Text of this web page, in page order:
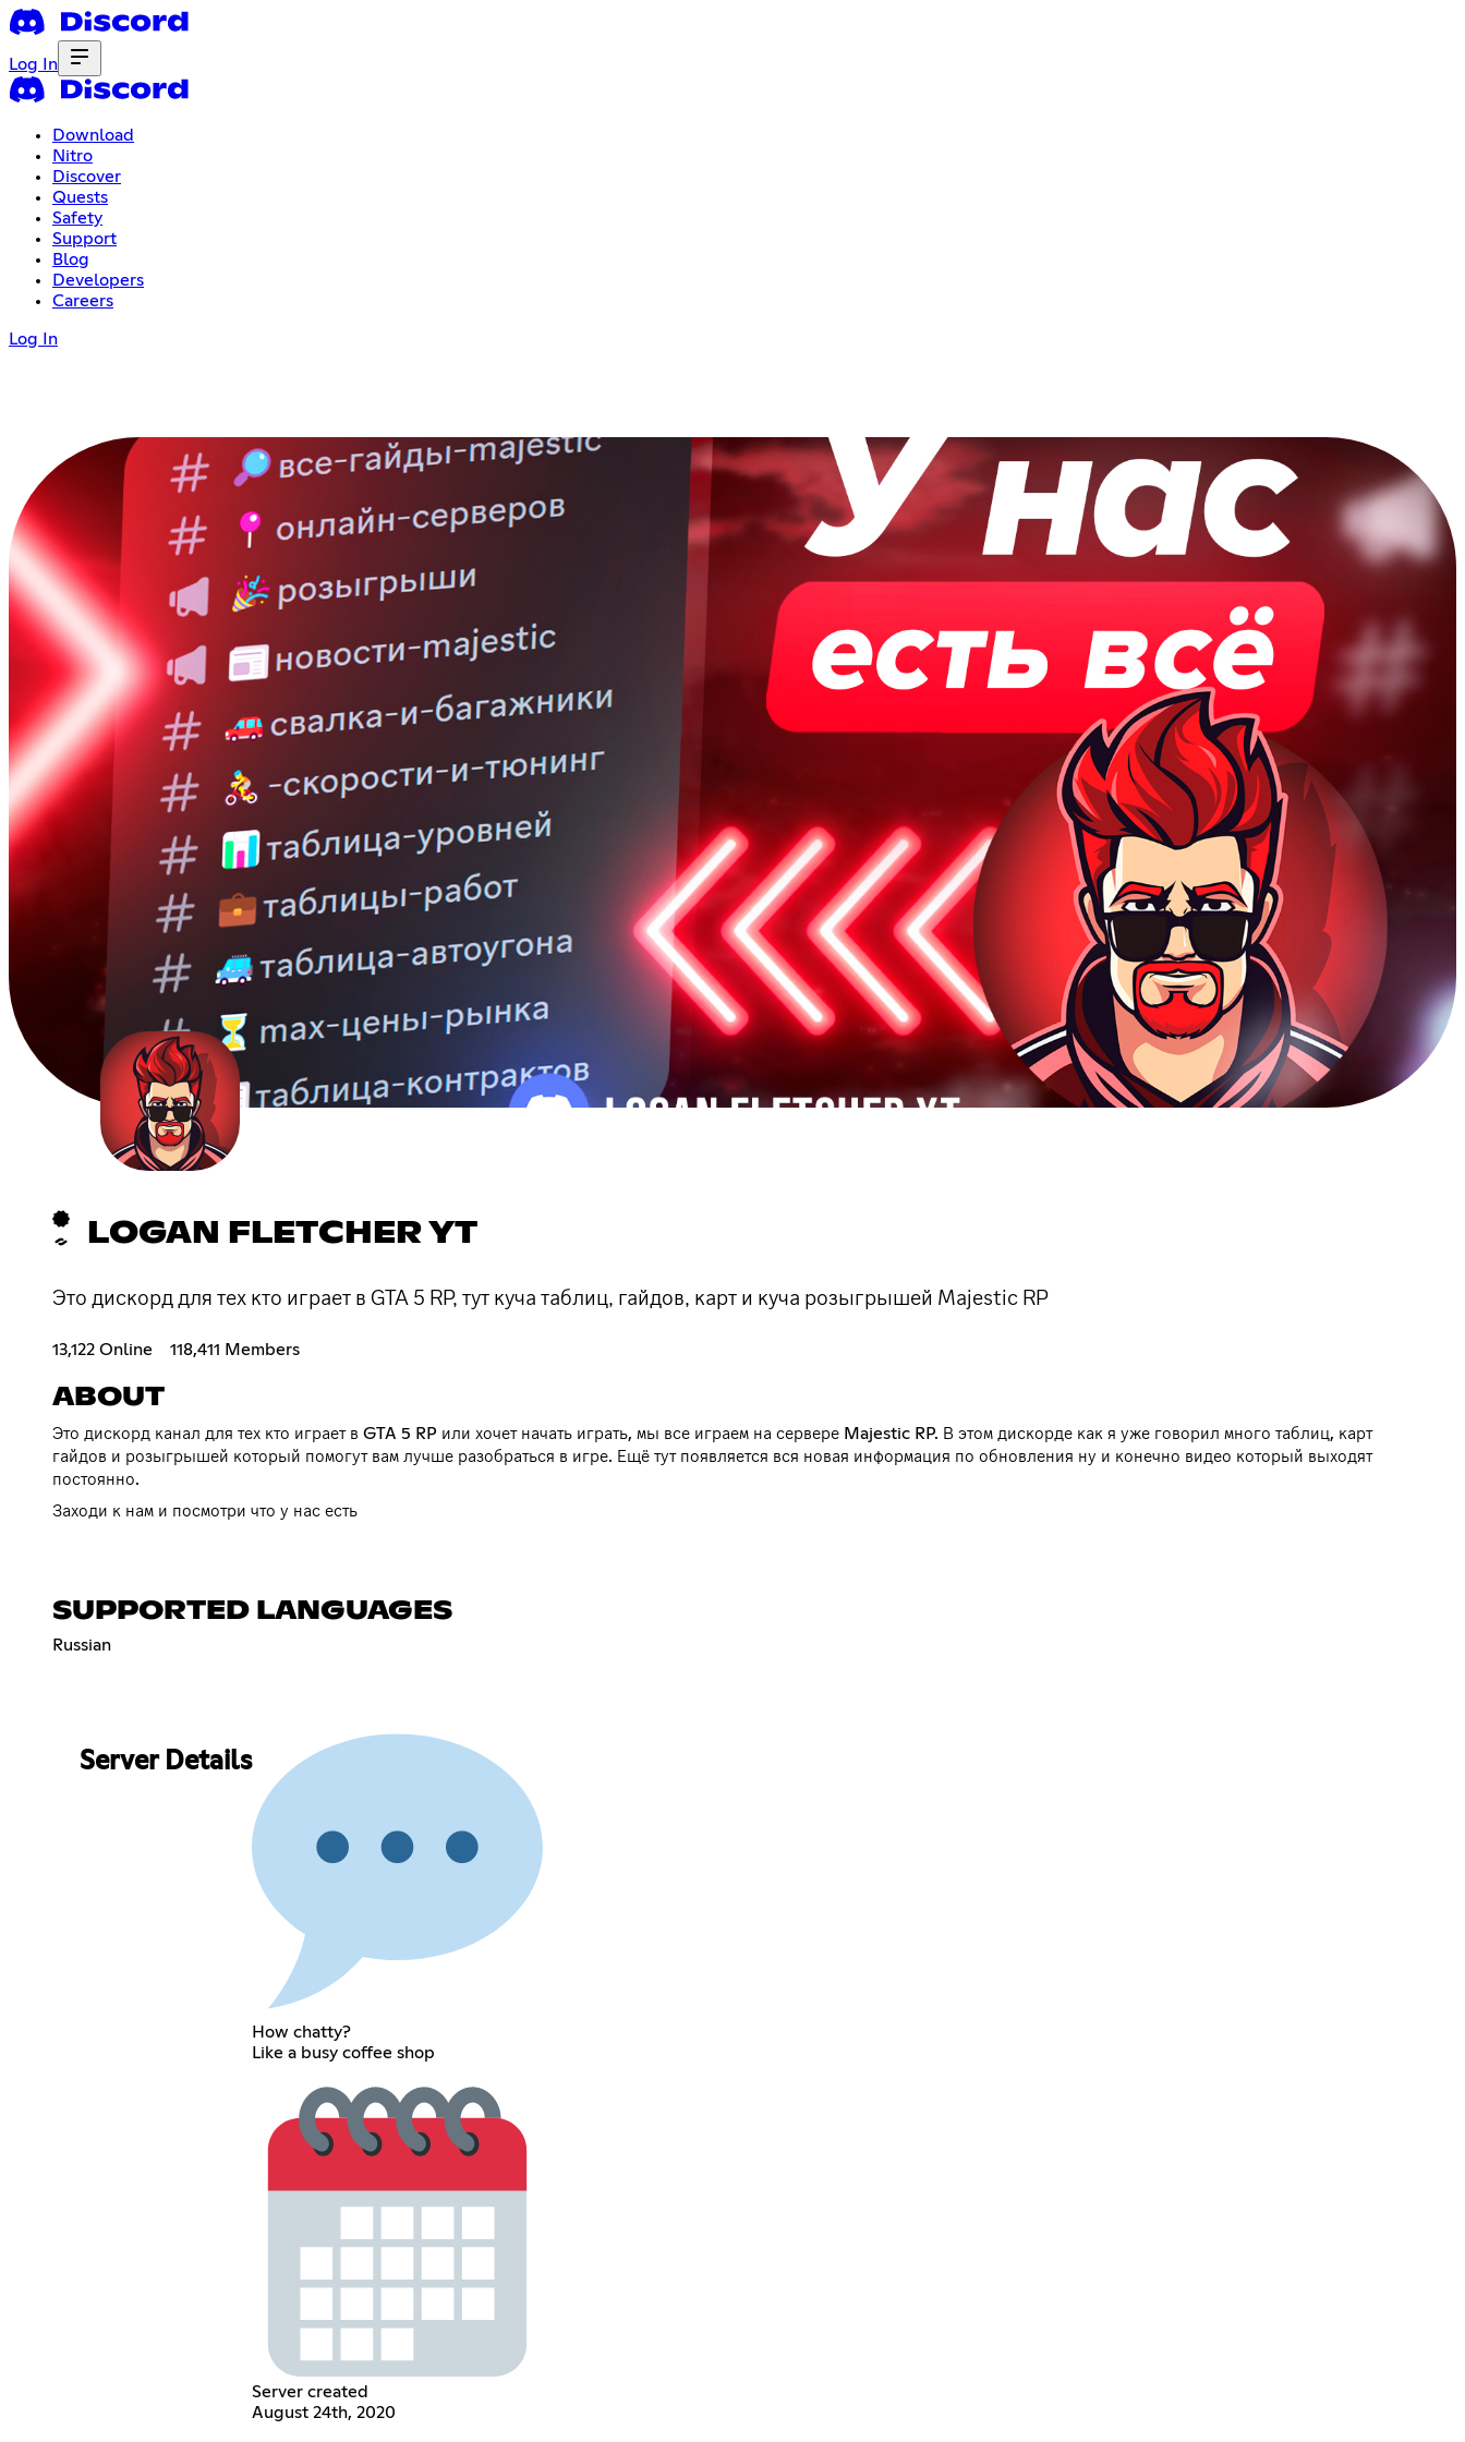
Log In
Download
Nitro
Discover
Quests
Safety
Support
Blog
Developers
Careers
Log In
LOGAN FLETCHER YT
Это дискорд для тех кто играет в GTA 5 RP, тут куча таблиц, гайдов, карт и куча розыгрышей Majestic RP
13,122 Online 118,411 Members
ABOUT
Это дискорд канал для тех кто играет в GTA 5 RP или хочет начать играть, мы все играем на сервере Majestic RP. В этом дискорде как я уже говорил много таблиц, карт
гайдов и розыгрышей который помогут вам лучше разобраться в игре. Ещё тут появляется вся новая информация по обновления ну и конечно видео который выходят
постоянно.
Заходи к нам и посмотри что у нас есть
SUPPORTED LANGUAGES
Russian
Server Details
How chatty?
Like a busy coffee shop
Server created
August 24th, 2020